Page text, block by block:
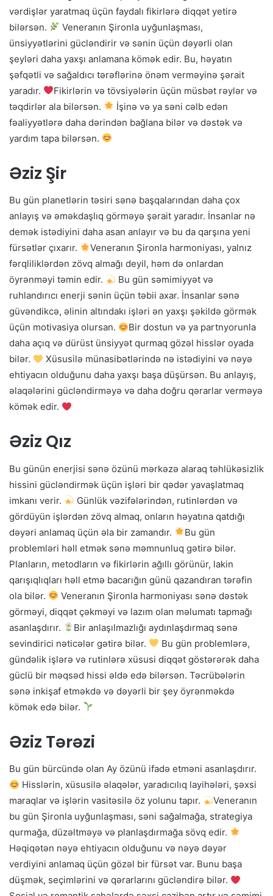
vərdişlər yaratmaq üçün faydalı fikirlərə diqqət yetirə
bilərsən.
Veneranın Şironla uyğunlaşması,
ünsiyyətlərini gücləndirir və sənin üçün dəyərli olan
şeyləri daha yaxşı anlamana kömək edir. Bu, həyatın
şəfqətli və sağaldıcı tərəflərinə önəm verməyinə şərait
yaradır.
Fikirlərin və tövsiyələrin üçün müsbət rəylər və
təqdirlər ala bilərsən.
İşinə və ya səni cəlb edən
fəaliyyətlərə daha dərindən bağlana bilər və dəstək və
yardım tapa bilərsən.
Əziz Şir
Bu gün planetlərin təsiri sənə başqalarından daha çox
anlayış və əməkdaşlıq görməyə şərait yaradır. İnsanlar nə
demək istədiyini daha asan anlayır və bu da qarşına yeni
fürsətlər çıxarır.
Veneranın Şironla harmoniyası, yalnız
fərqliliklərdən zövq almağı deyil, həm də onlardan
öyrənməyi təmin edir.
Bu gün səmimiyyət və
ruhlandırıcı enerji sənin üçün təbii axar. İnsanlar sənə
güvəndikcə, əlinin altındakı işləri ən yaxşı şəkildə görmək
üçün motivasiya olursan.
Bir dostun və ya partnyorunla
daha açıq və dürüst ünsiyyət qurmaq gözəl hisslər oyada
bilər.
Xüsusilə münasibətlərində nə istədiyini və nəyə
ehtiyacın olduğunu daha yaxşı başa düşürsən. Bu anlayış,
əlaqələrini gücləndirməyə və daha doğru qərarlar verməyə
kömək edir.
Əziz Qız
Bu günün enerjisi sənə özünü mərkəzə alaraq təhlükəsizlik
hissini gücləndirmək üçün işləri bir qədər yavaşlatmaq
imkanı verir.
Günlük vəzifələrindən, rutinlərdən və
gördüyün işlərdən zövq almaq, onların həyatına qatdığı
dəyəri anlamaq üçün əla bir zamandır.
Bu gün
problemləri həll etmək sənə məmnunluq gətirə bilər.
Planların, metodların və fikirlərin ağıllı görünür, lakin
qarışıqlıqları həll etmə bacarığın günü qazandıran tərəfin
ola bilər.
Veneranın Şironla harmoniyası sənə dəstək
görməyi, diqqət çəkməyi və lazım olan məlumatı tapmağı
asanlaşdırır.
Bir anlaşılmazlığı aydınlaşdırmaq sənə
sevindirici nəticələr gətirə bilər.
Bu gün problemlərə,
gündəlik işlərə və rutinlərə xüsusi diqqət göstərərək daha
güclü bir məqsəd hissi əldə edə bilərsən. Təcrübələrin
sənə inkişaf etməkdə və dəyərli bir şey öyrənməkdə
kömək edə bilər.
Əziz Tərəzi
Bu gün bürcündə olan Ay özünü ifadə etməni asanlaşdırır.
Hisslərin, xüsusilə əlaqələr, yaradıcılıq layihələri, şəxsi
maraqlar və işlərin vasitəsilə öz yolunu tapır.
Veneranın
bu gün Şironla uyğunlaşması, səni sağalmağa, strategiya
qurmağa, düzəltməyə və planlaşdırmağa sövq edir.
Həqiqətən nəyə ehtiyacın olduğunu və nəyə dəyər
verdiyini anlamaq üçün gözəl bir fürsət var. Bunu başa
düşmək, seçimlərini və qərarlarını gücləndirə bilər.